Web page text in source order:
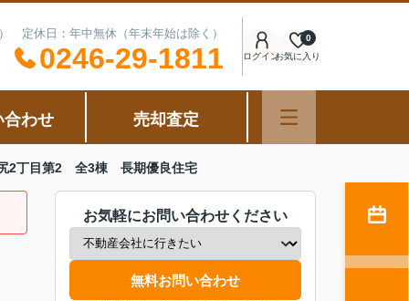
定休日：年中無休（年末年始は除く）
0246-29-1811 ログインお気に入り
0
合わせ 売却査定
2丁目第2 全3棟 長期優良住宅
お気軽にお問い合わせください
無料お問い合わせ